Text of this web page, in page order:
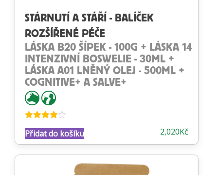
STÁRNUTÍ A STÁŘÍ - BALÍČEK
ROZŠÍŘENÉ PÉČE
LÁSKA B20 ŠÍPEK - 100G + LÁSKA 14
INTENZIVNÍ BOSWELIE - 30ML +
LÁSKA A01 LNĚNÝ OLEJ - 500ML +
COGNITIVE+ A SALVE+
4.00z 5 2,020Kč
Přidat do košíku